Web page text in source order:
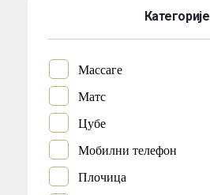
Категорије
Массаге
Матс
Цубе
Мобилни телефон
Плочица